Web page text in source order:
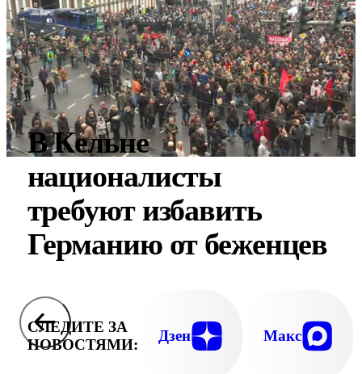
В Кельне
националисты
требуют избавить
Германию от беженцев
СЛЕДИТЕ ЗА
НОВОСТЯМИ:
Дзен Макс